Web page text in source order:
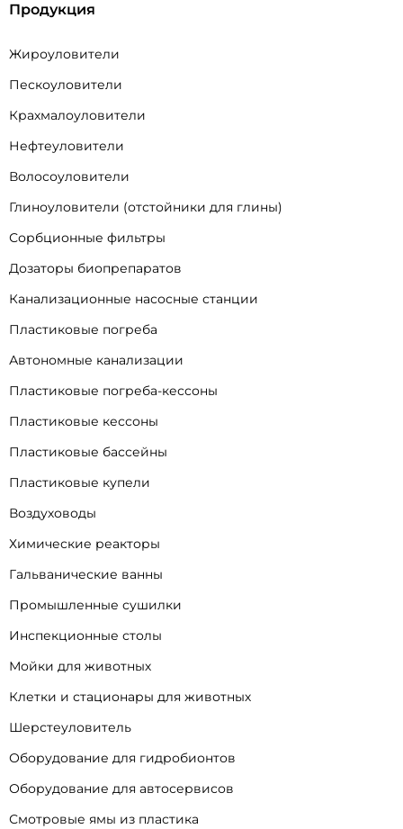
Продукция
Жироуловители
Пескоуловители
Крахмалоуловители
Нефтеуловители
Волосоуловители
Глиноуловители (отстойники для глины)
Сорбционные фильтры
Дозаторы биопрепаратов
Канализационные насосные станции
Пластиковые погреба
Автономные канализации
Пластиковые погреба-кессоны
Пластиковые кессоны
Пластиковые бассейны
Пластиковые купели
Воздуховоды
Химические реакторы
Гальванические ванны
Промышленные сушилки
Инспекционные столы
Мойки для животных
Клетки и стационары для животных
Шерстеуловитель
Оборудование для гидробионтов
Оборудование для автосервисов
Смотровые ямы из пластика